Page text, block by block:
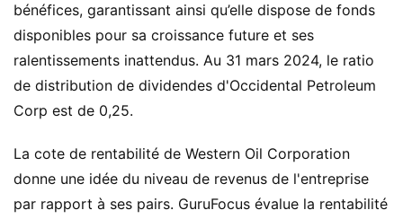
bénéfices, garantissant ainsi qu’elle dispose de fonds
disponibles pour sa croissance future et ses
ralentissements inattendus. Au 31 mars 2024, le ratio
de distribution de dividendes d'Occidental Petroleum
Corp est de 0,25.
La cote de rentabilité de Western Oil Corporation
donne une idée du niveau de revenus de l'entreprise
par rapport à ses pairs. GuruFocus évalue la rentabilité